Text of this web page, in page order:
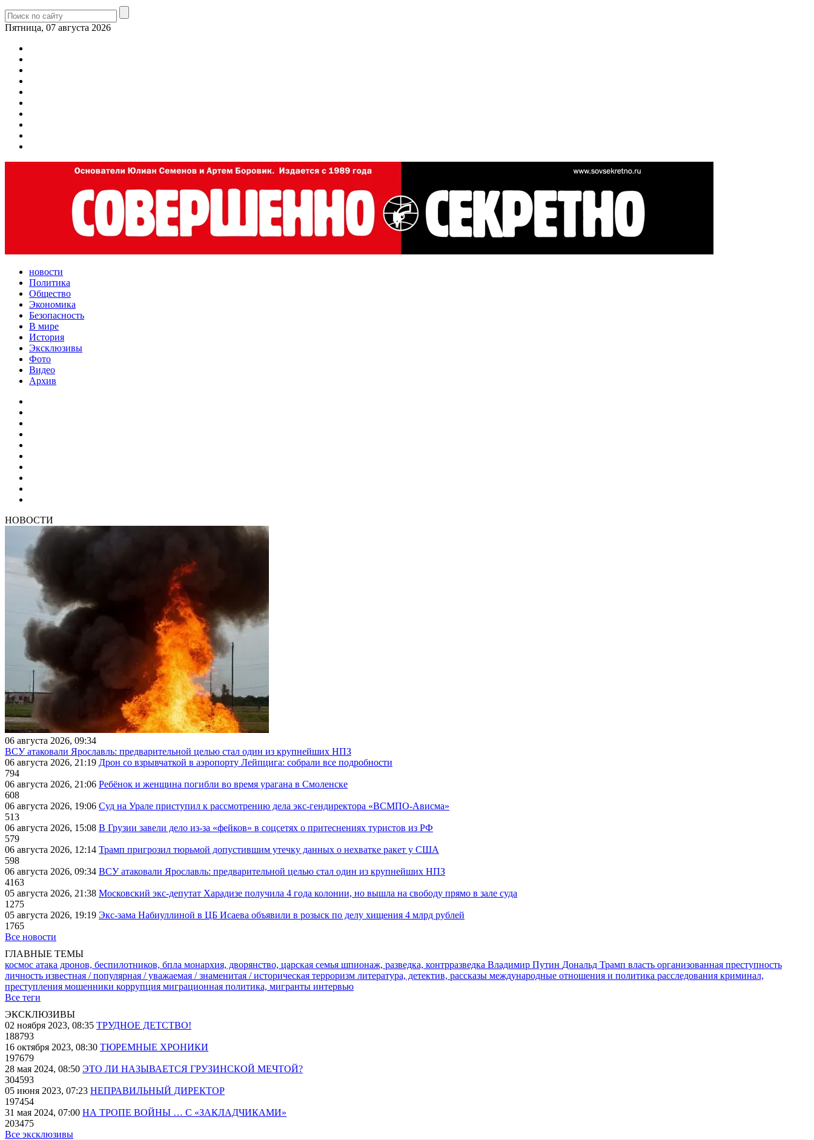
Пятница, 07 августа 2026
новости
Политика
Общество
Экономика
Безопасность
В мире
История
Эксклюзивы
Фото
Видео
Архив
НОВОСТИ
06 августа 2026, 09:34
ВСУ атаковали Ярославль: предварительной целью стал один из крупнейших НПЗ
06 августа 2026, 21:19 Дрон со взрывчаткой в аэропорту Лейпцига: собрали все подробности
794
06 августа 2026, 21:06 Ребёнок и женщина погибли во время урагана в Смоленске
608
06 августа 2026, 19:06 Суд на Урале приступил к рассмотрению дела экс-гендиректора «ВСМПО-Ависма»
513
06 августа 2026, 15:08 В Грузии завели дело из-за «фейков» в соцсетях о притеснениях туристов из РФ
579
06 августа 2026, 12:14 Трамп пригрозил тюрьмой допустившим утечку данных о нехватке ракет у США
598
06 августа 2026, 09:34 ВСУ атаковали Ярославль: предварительной целью стал один из крупнейших НПЗ
4163
05 августа 2026, 21:38 Московский экс-депутат Харадизе получила 4 года колонии, но вышла на свободу прямо в зале суда
1275
05 августа 2026, 19:19 Экс-зама Набиуллиной в ЦБ Исаева объявили в розыск по делу хищения 4 млрд рублей
1765
Все новости
ГЛАВНЫЕ ТЕМЫ
космос атака дронов, беспилотников, бпла монархия, дворянство, царская семья шпионаж, разведка, контрразведка Владимир Путин Дональд Трамп власть организованная преступность
личность известная / популярная / уважаемая / знаменитая / историческая терроризм литература, детектив, рассказы международные отношения и политика расследования криминал,
преступления мошенники коррупция миграционная политика, мигранты интервью
Все теги
ЭКСКЛЮЗИВЫ
02 ноября 2023, 08:35 ТРУДНОЕ ДЕТСТВО!
188793
16 октября 2023, 08:30 ТЮРЕМНЫЕ ХРОНИКИ
197679
28 мая 2024, 08:50 ЭТО ЛИ НАЗЫВАЕТСЯ ГРУЗИНСКОЙ МЕЧТОЙ?
304593
05 июня 2023, 07:23 НЕПРАВИЛЬНЫЙ ДИРЕКТОР
197454
31 мая 2024, 07:00 НА ТРОПЕ ВОЙНЫ … С «ЗАКЛАДЧИКАМИ»
203475
Все эксклюзивы